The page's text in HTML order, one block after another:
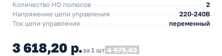
Количество НO полюсов
2
Напряжение цепи управления
220-240В
Ток цепи управления
переменный
3 618,20 р.за 1 шт 4 975,03